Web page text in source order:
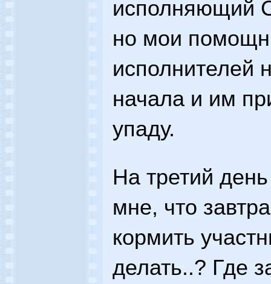
исполняющий
но мои
исполнителей
начала и им
упаду.
На третий
мне, что
кормить
делать..? Где